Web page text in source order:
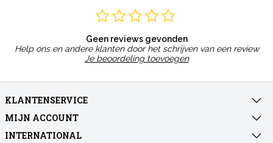
Geen reviews gevonden
Help ons en andere klanten door het schrijven van een review
Je beoordeling toevoegen
KLANTENSERVICE
MIJN ACCOUNT
INTERNATIONAL